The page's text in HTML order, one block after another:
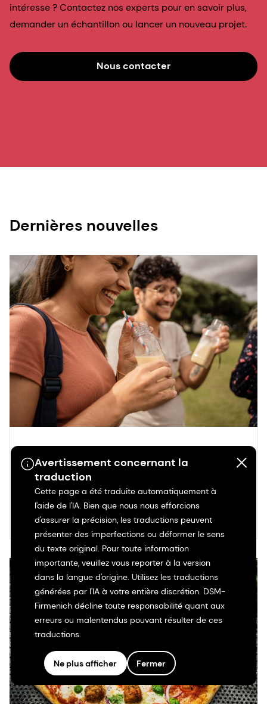
intéresse ? Contactez nos experts pour en savoir plus,
demander un échantillon ou lancer un nouveau projet.
Nous contacter
Dernières nouvelles
Le temps de l'orge est venu
En savoir plus
Avertissement concernant la
traduction
Cette page a été traduite automatiquement à
l'aide de l'IA. Bien que nous nous efforcions
d'assurer la précision, les traductions peuvent
présenter des imperfections ou déformer le sens
du texte original. Pour toute information
importante, veuillez vous reporter à la version
dans la langue d'origine. Utilisez les traductions
générées par l'IA à votre entière discrétion. DSM-
Firmenich décline toute responsabilité quant aux
erreurs ou malentendus pouvant résulter de ces
traductions.
Ne plus afficher Fermer